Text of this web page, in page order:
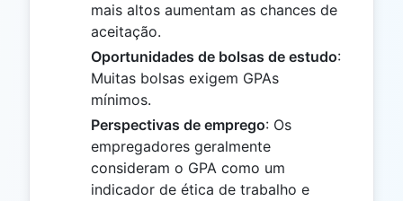
mais altos aumentam as chances de
aceitação.
Oportunidades de bolsas de estudo:
Muitas bolsas exigem GPAs
mínimos.
Perspectivas de emprego: Os
empregadores geralmente
consideram o GPA como um
indicador de ética de trabalho e